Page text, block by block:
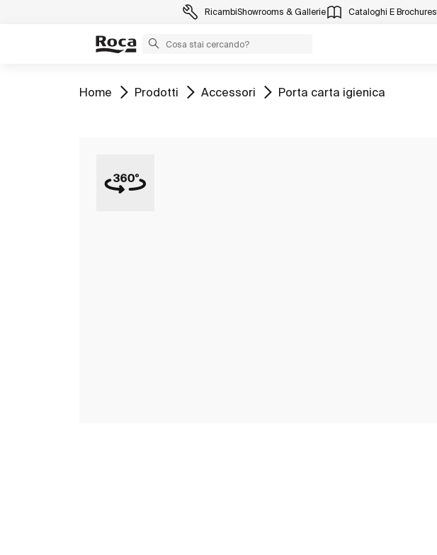
RicambiShowrooms & Gallerie Cataloghi E Brochures
Vai a
Home Vai a
Prodotti Vai a
Accessori Vai a
Porta carta igienica